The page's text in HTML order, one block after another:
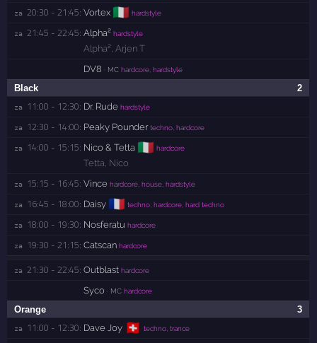
za 20:30 - 21:45: Vortex 🇮🇹 hardstyle
za 21:45 - 22:45: Alpha² hardstyle
Alpha² Arjen T
DV8 · MC hardcore, hardstyle
2
Black
za 11:00 - 12:30: Dr. Rude hardstyle
za 12:30 - 14:00: Peaky Pounder techno, hardcore
za 14:00 - 15:15: Nico & Tetta 🇮🇹 hardcore
Tetta Nico
za 15:15 - 16:45: Vince hardcore, house, hardstyle
za 16:45 - 18:00: Daisy 🇫🇷 techno, hardcore, hard techno
za 18:00 - 19:30: Nosferatu hardcore
za 19:30 - 21:15: Catscan hardcore
za 21:30 - 22:45: Outblast hardcore
Syco · MC hardcore
3
Orange
za 11:00 - 12:30: Dave Joy 🇨🇭 techno, trance